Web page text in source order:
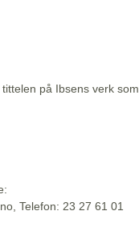
på Ibsens verk som
Telefon: 23 27 61 01